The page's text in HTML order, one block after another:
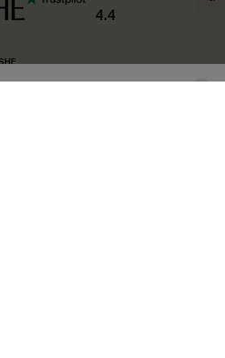
4.4
vous désabonner à tout moment.